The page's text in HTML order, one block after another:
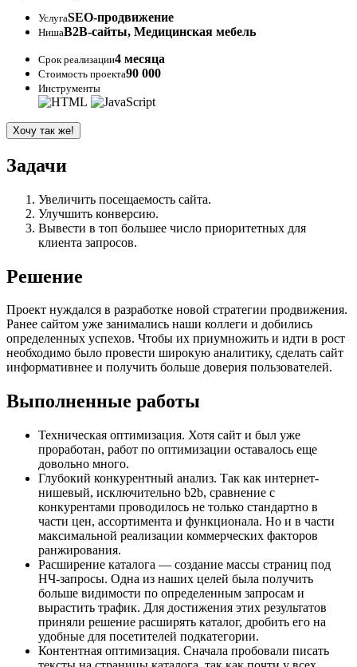
УслугаSEO-продвижение
НишаB2B-сайты, Медицинская мебель
Срок реализации4 месяца
Стоимость проекта90 000
Инструменты
Хочу так же!
Задачи
Увеличить посещаемость сайта.
Улучшить конверсию.
Вывести в топ большее число приоритетных для
клиента запросов.
Решение
Проект нуждался в разработке новой стратегии продвижения.
Ранее сайтом уже занимались наши коллеги и добились
определенных успехов. Чтобы их приумножить и идти в рост
необходимо было провести широкую аналитику, сделать сайт
информативнее и получить больше доверия пользователей.
Выполненные работы
Техническая оптимизация. Хотя сайт и был уже
проработан, работ по оптимизации оставалось еще
довольно много.
Глубокий конкурентный анализ. Так как интернет-
нишевый, исключительно b2b, сравнение с
конкурентами проводилось не только стандартно в
части цен, ассортимента и функционала. Но и в части
максимальной реализации коммерческих факторов
ранжирования.
Расширение каталога — создание массы страниц под
НЧ-запросы. Одна из наших целей была получить
больше видимости по определенным запросам и
вырастить трафик. Для достижения этих результатов
приняли решение расширять каталог, дробить его на
удобные для посетителей подкатегории.
Контентная оптимизация. Сначала пробовали писать